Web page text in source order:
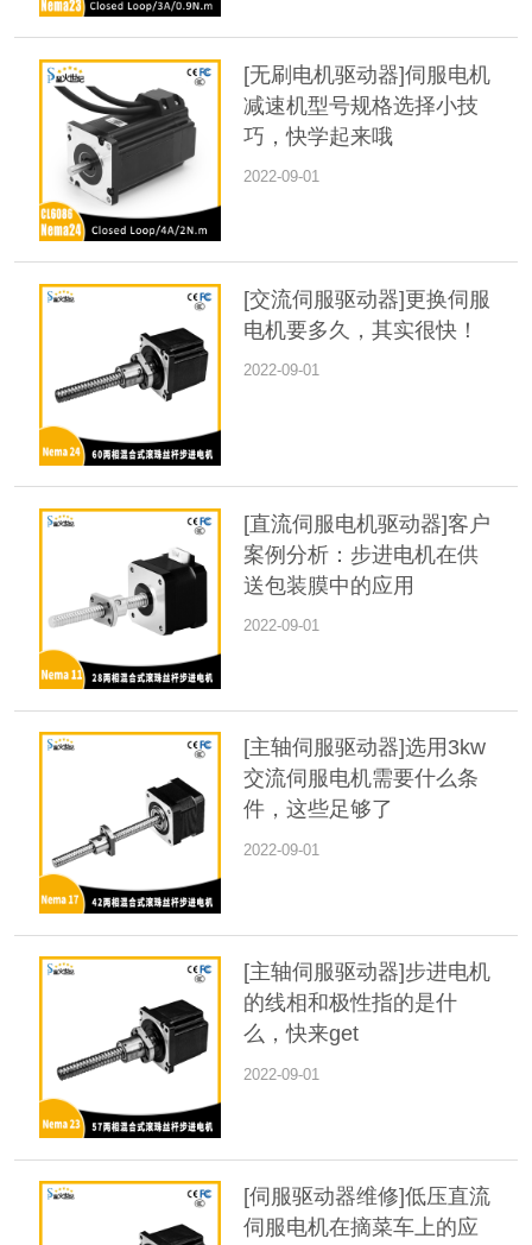
[无刷电机驱动器]伺服电机
减速机型号规格选择小技
巧，快学起来哦
2022-09-01
[交流伺服驱动器]更换伺服
电机要多久，其实很快！
2022-09-01
[直流伺服电机驱动器]客户
案例分析：步进电机在供
送包装膜中的应用
2022-09-01
[主轴伺服驱动器]选用3kw
交流伺服电机需要什么条
件，这些足够了
2022-09-01
[主轴伺服驱动器]步进电机
的线相和极性指的是什
么，快来get
2022-09-01
[伺服驱动器维修]低压直流
伺服电机在摘菜车上的应